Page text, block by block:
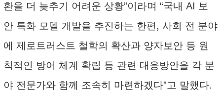
환을 더 늦추기 어려운 상황”이라며 “국내 AI 보
안 특화 모델 개발을 추진하는 한편, 사회 전 분야
에 제로트러스트 철학의 확산과 양자보안 등 원
칙적인 방어 체계 확립 등 관련 대응방안을 각 분
야 전문가와 함께 조속히 마련하겠다”고 말했다.